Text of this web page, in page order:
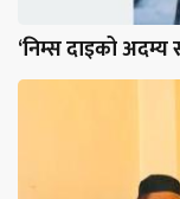
‘निम्स दाइको